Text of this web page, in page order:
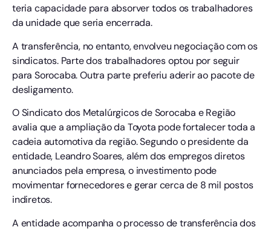
teria capacidade para absorver todos os trabalhadores
da unidade que seria encerrada.
A transferência, no entanto, envolveu negociação com os
sindicatos. Parte dos trabalhadores optou por seguir
para Sorocaba. Outra parte preferiu aderir ao pacote de
desligamento.
O Sindicato dos Metalúrgicos de Sorocaba e Região
avalia que a ampliação da Toyota pode fortalecer toda a
cadeia automotiva da região. Segundo o presidente da
entidade, Leandro Soares, além dos empregos diretos
anunciados pela empresa, o investimento pode
movimentar fornecedores e gerar cerca de 8 mil postos
indiretos.
A entidade acompanha o processo de transferência dos